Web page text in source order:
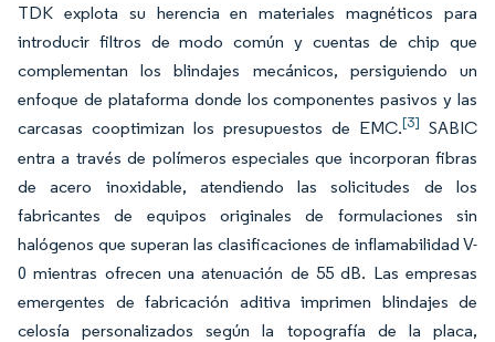
TDK explota su herencia en materiales magnéticos para
introducir filtros de modo común y cuentas de chip que
complementan los blindajes mecánicos, persiguiendo un
enfoque de plataforma donde los componentes pasivos y las
carcasas cooptimizan los presupuestos de EMC.[3] SABIC
entra a través de polímeros especiales que incorporan fibras
de acero inoxidable, atendiendo las solicitudes de los
fabricantes de equipos originales de formulaciones sin
halógenos que superan las clasificaciones de inflamabilidad V-
0 mientras ofrecen una atenuación de 55 dB. Las empresas
emergentes de fabricación aditiva imprimen blindajes de
celosía personalizados según la topografía de la placa,